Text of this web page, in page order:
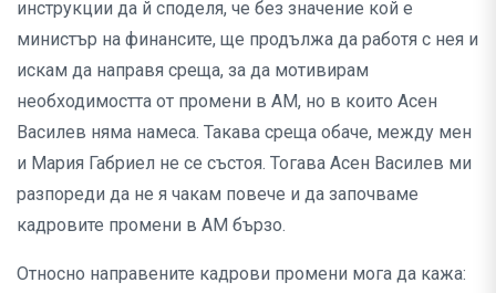
инструкции да й споделя, че без значение кой е
министър на финансите, ще продължа да работя с нея и
искам да направя среща, за да мотивирам
необходимостта от промени в АМ, но в които Асен
Василев няма намеса. Такава среща обаче, между мен
и Мария Габриел не се състоя. Тогава Асен Василев ми
разпореди да не я чакам повече и да започваме
кадровите промени в АМ бързо.
Относно направените кадрови промени мога да кажа: